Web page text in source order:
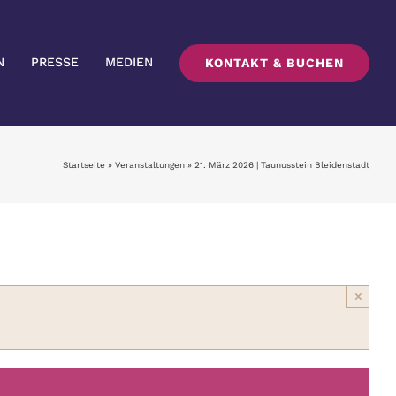
PRESSE MEDIEN KONTAKT & BUCHEN
Startseite » Veranstaltungen » 21. März 2026 | Taunusstein Bleidenstadt
×